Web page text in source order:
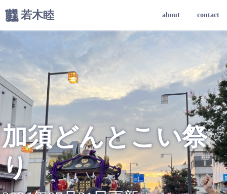
若木睦 about contact
加須どんとこい祭
り